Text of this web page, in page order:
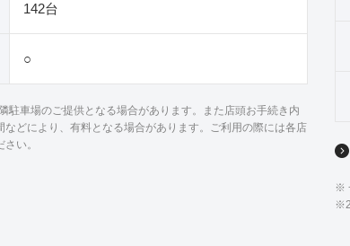
142台
○
駐車場のご提供となる場合があります。また店頭お手続き内
などにより、有料となる場合があります。ご利用の際には各店
い。
※
※2